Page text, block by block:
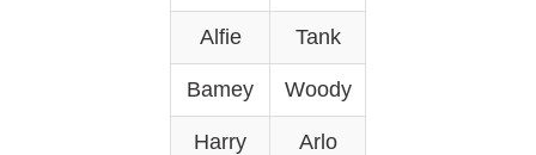
Alfie Tank
Bamey Woody
Harry Arlo